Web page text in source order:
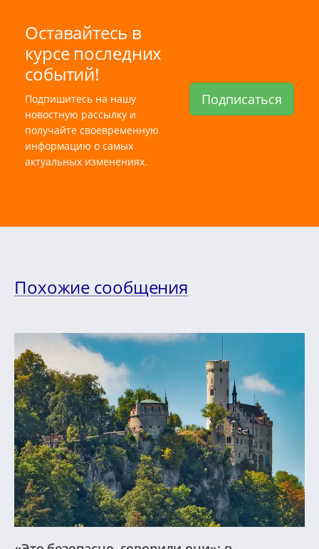
Оставайтесь в
курсе последних
событий!
Подпишитесь на нашу
новостную рассылку и
получайте своевременную
информацию о самых
актуальных изменениях.
Подписаться
Похожие сообщения